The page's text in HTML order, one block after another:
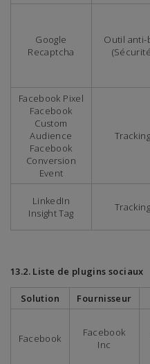
Google
Recaptcha
Outil anti-
Facebook Pixel
Facebook
Custom
Audience
Facebook
Conversion
Event
Tracking
LinkedIn
Insight Tag
Tracking
13.2. Liste de plugins sociaux
Solution Fournisseur
Facebook
Facebook
Inc